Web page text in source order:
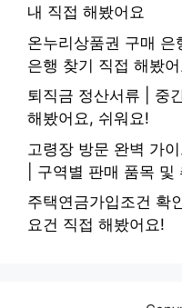
내 직접 해봤어요
온누리상품권 구매
은행 찾기 직접 해봤어
퇴직금 정산서류 | 중
해봤어요, 쉬워요!
고령장 방문 완벽 가
| 구역별 판매 품목
주택연금가입조건 확
요건 직접 해봤어요!